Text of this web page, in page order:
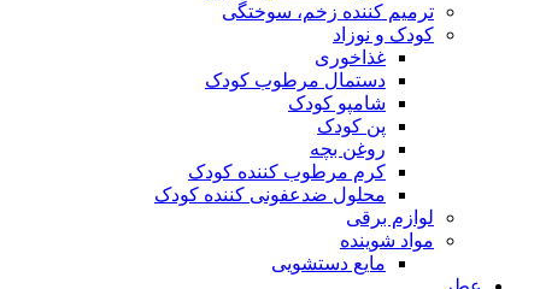
ترمیم کننده زخم، سوختگی
کودک و نوزاد
غذاخوری
دستمال مرطوب کودک
شامپو کودک
پن کودک
روغن بچه
کرم مرطوب کننده کودک
محلول ضدعفونی کننده کودک
لوازم برقی
مواد شوینده
مایع دستشویی